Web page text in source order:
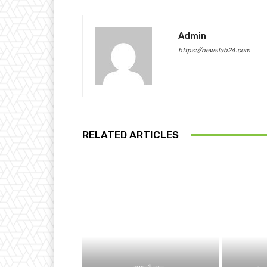
Admin
https://newslab24.com
RELATED ARTICLES